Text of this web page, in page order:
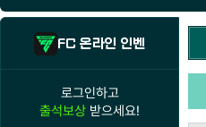
FC 온라인 인벤
로그인하고
출석보상 받으세요!